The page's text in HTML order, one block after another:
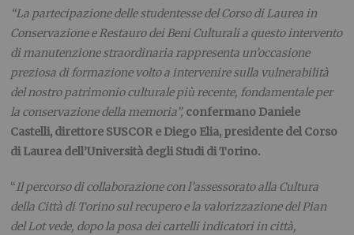
“La partecipazione delle studentesse del Corso di Laurea in
Conservazione e Restauro dei Beni Culturali a questo intervento
di manutenzione straordinaria rappresenta un’occasione
preziosa di formazione volto a intervenire sulla vulnerabilità
del nostro patrimonio culturale più recente, fondamentale per
la conservazione della memoria”, confermano Daniele
Castelli, direttore SUSCOR e Diego Elia, presidente del Corso
di Laurea dell’Università degli Studi di Torino.
“Il percorso di collaborazione con l’assessorato alla Cultura
della Città di Torino sul recupero e la valorizzazione del Pian
del Lot vede, dopo la posa dei cartelli indicatori in città,